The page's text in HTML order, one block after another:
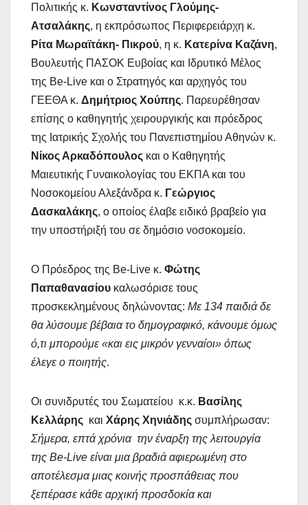
Πολιτικής κ. Κωνσταντίνος Γλούμης-
Ατσαλάκης, η εκπρόσωπος Περιφερειάρχη κ.
Ρίτα Μωραϊτάκη- Πικρού, η κ. Κατερίνα Καζάνη,
Βουλευτής ΠΑΣΟΚ Ευβοίας και Ιδρυτικό Μέλος
της Be-Live και ο Στρατηγός και αρχηγός του
ΓΕΕΘΑ κ. Δημήτριος Χούπης. Παρευρέθησαν
επίσης ο καθηγητής χειρουργικής και πρόεδρος
της Ιατρικής Σχολής του Πανεπιστημίου Αθηνών κ.
Νίκος Αρκαδόπουλος και ο Καθηγητής
Μαιευτικής Γυναικολογίας του ΕΚΠΑ και του
Νοσοκομείου Αλεξάνδρα κ. Γεώργιος
Δασκαλάκης, ο οποίος έλαβε ειδικό βραβείο για
την υποστήριξή του σε δημόσιο νοσοκομείο.
Ο Πρόεδρος της Be-Live κ. Φώτης
Παπαθανασίου καλωσόρισε τους
προσκεκλημένους δηλώνοντας: Με 134 παιδιά δε
θα λύσουμε βέβαια το δημογραφικό, κάνουμε όμως
ό,τι μπορούμε «και εις μικρόν γενναίοι» όπως
έλεγε ο ποιητής.
Οι συνιδρυτές του Σωματείου κ.κ. Βασίλης
Κελλάρης και Χάρης Χηνιάδης συμπλήρωσαν:
Σήμερα, επτά χρόνια την έναρξη της λειτουργία
της Be-Live είναι μια βραδιά αφιερωμένη στο
αποτέλεσμα μιας κοινής προσπάθειας που
ξεπέρασε κάθε αρχική προσδοκία και